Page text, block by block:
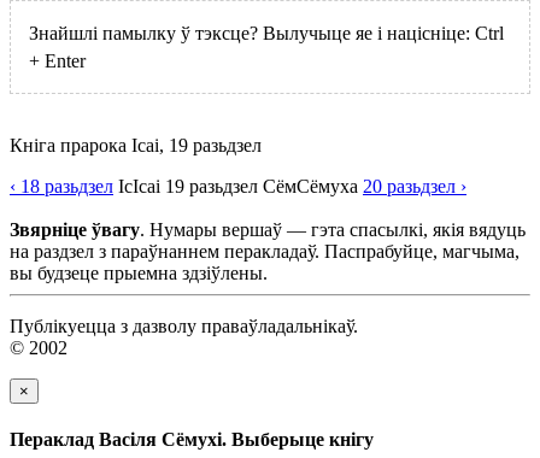
Знайшлі памылку ў тэксце? Вылучыце яе і націсніце: Ctrl
+ Enter
Кніга прарока Ісаі, 19 разьдзел
‹ 18 разьдзел ІсІсаі 19 разьдзел СёмСёмуха 20 разьдзел ›
Звярніце ўвагу. Нумары вершаў — гэта спасылкі, якія вядуць
на раздзел з параўнаннем перакладаў. Паспрабуйце, магчыма,
вы будзеце прыемна здзіўлены.
Публікуецца з дазволу праваўладальнікаў.
© 2002
×
Пераклад Васіля Сёмухі. Выберыце кнігу